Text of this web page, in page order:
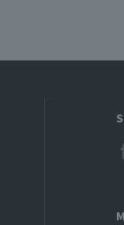
superficies
siempre limpios